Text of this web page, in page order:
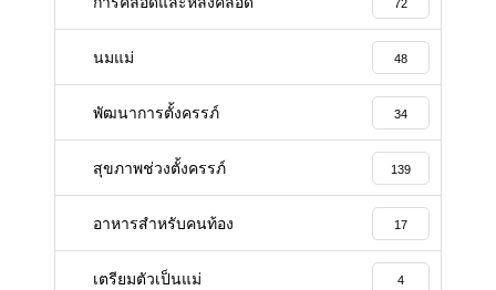
72
นมแม่ 48
พัฒนาการตั้งครรภ์ 34
สุขภาพช่วงตั้งครรภ์ 139
อาหารสําหรับคนท้อง 17
เตรียมตัวเป็นแม่ 4